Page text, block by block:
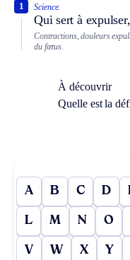
Science.
Qui sert à
1
Contractions, douleurs
du fœtus.
À découvrir
Quelle est la
A B C D
L M N O
V W X Y